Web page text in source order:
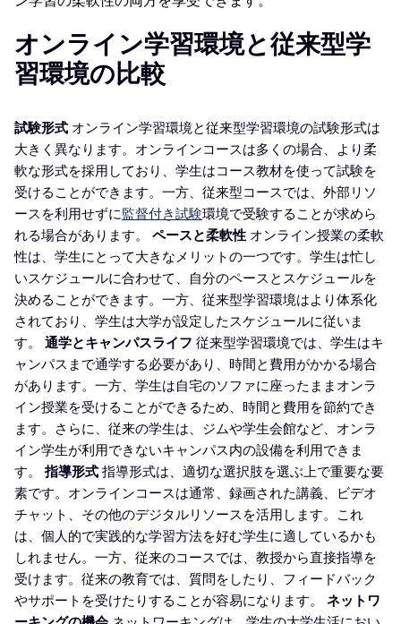
オンライン学習環境と従来型学
習環境の比較
試験形式 オンライン学習環境と従来型学習環境の試験形式は
大きく異なります。オンラインコースは多くの場合、より柔
軟な形式を採用しており、学生はコース教材を使って試験を
受けることができます。一方、従来型コースでは、外部リソ
ースを利用せずに監督付き試験環境で受験することが求めら
れる場合があります。 ペースと柔軟性 オンライン授業の柔軟
性は、学生にとって大きなメリットの一つです。学生は忙し
いスケジュールに合わせて、自分のペースとスケジュールを
決めることができます。一方、従来型学習環境はより体系化
されており、学生は大学が設定したスケジュールに従いま
す。 通学とキャンパスライフ 従来型学習環境では、学生はキ
ャンパスまで通学する必要があり、時間と費用がかかる場合
があります。一方、学生は自宅のソファに座ったままオンラ
イン授業を受けることができるため、時間と費用を節約でき
ます。さらに、従来の学生は、ジムや学生会館など、オンラ
イン学生が利用できないキャンパス内の設備を利用できま
す。 指導形式 指導形式は、適切な選択肢を選ぶ上で重要な要
素です。オンラインコースは通常、録画された講義、ビデオ
チャット、その他のデジタルリソースを活用します。これ
は、個人的で実践的な学習方法を好む学生に適しているかも
しれません。一方、従来のコースでは、教授から直接指導を
受けます。従来の教育では、質問をしたり、フィードバック
やサポートを受けたりすることが容易になります。 ネットワ